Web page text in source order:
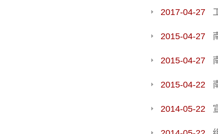
2017-04-27
2015-04-27
2015-04-27
2015-04-22
2014-05-22